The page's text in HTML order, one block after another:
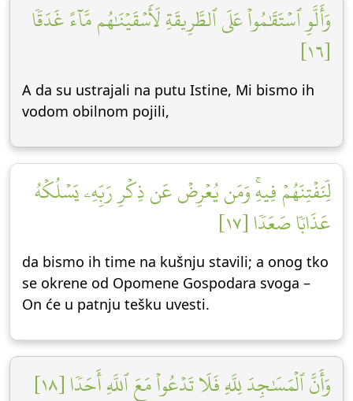
وَأَلَّوِ ٱسۡتَقَٰمُواْ عَلَى ٱلطَّرِيقَةِ لَأَسۡقَيۡنَٰهُم مَّآءً غَدَقٗا
[١٦]
A da su ustrajali na putu Istine, Mi bismo ih
vodom obilnom pojili,
لِّنَفۡتِنَهُمۡ فِيهِۚ وَمَن يُعۡرِضۡ عَن ذِكۡرِ رَبِّهِۦ يَسۡلُكۡهُ
عَذَابٗا صَعَدٗا [١٧]
da bismo ih time na kušnju stavili; a onog tko
se okrene od Opomene Gospodara svoga –
On će u patnju tešku uvesti.
وَأَنَّ ٱلۡمَسَٰجِدَ لِلَّهِ فَلَا تَدۡعُواْ مَعَ ٱللَّهِ أَحَدٗا [١٨]